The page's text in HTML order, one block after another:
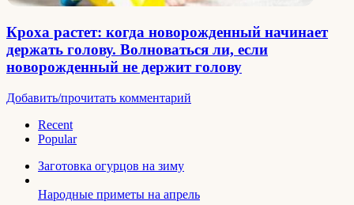
Кроха растет: когда новорожденный начинает
держать голову. Волноваться ли, если
новорожденный не держит голову
Добавить/прочитать комментарий
Recent
Popular
Заготовка огурцов на зиму
Народные приметы на апрель